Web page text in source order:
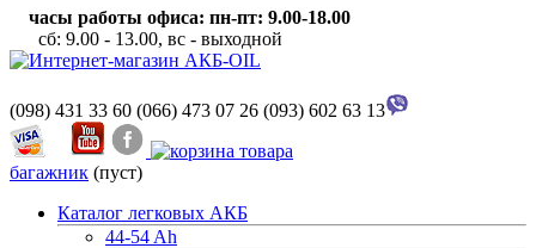
часы работы офиса: пн-пт: 9.00-18.00
сб: 9.00 - 13.00, вс - выходной
(098) 431 33 60 (066) 473 07 26 (093) 602 63 13
багажник (пуст)
Каталог легковых АКБ
44-54 Ah